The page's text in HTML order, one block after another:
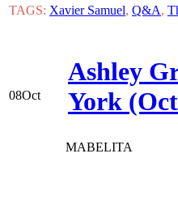
TAGS: Xavier Samuel, Q&A,
08Oct
Ashley
York
MABELITA